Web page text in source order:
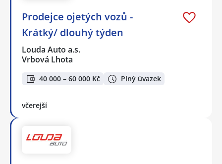
Prodejce ojetých vozů -
Krátký/ dlouhý týden
Louda Auto a.s.
Vrbová Lhota
40 000 – 60 000 Kč Plný úvazek
včerejší